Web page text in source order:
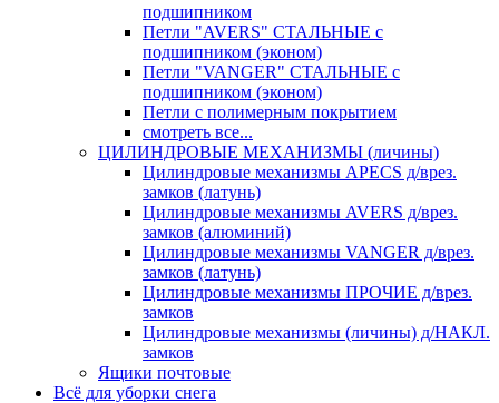
подшипником
Петли "AVERS" СТАЛЬНЫЕ с
подшипником (эконом)
Петли "VANGER" СТАЛЬНЫЕ с
подшипником (эконом)
Петли с полимерным покрытием
смотреть все...
ЦИЛИНДРОВЫЕ МЕХАНИЗМЫ (личины)
Цилиндровые механизмы APECS д/врез.
замков (латунь)
Цилиндровые механизмы AVERS д/врез.
замков (алюминий)
Цилиндровые механизмы VANGER д/врез.
замков (латунь)
Цилиндровые механизмы ПРОЧИЕ д/врез.
замков
Цилиндровые механизмы (личины) д/НАКЛ.
замков
Ящики почтовые
Всё для уборки снега